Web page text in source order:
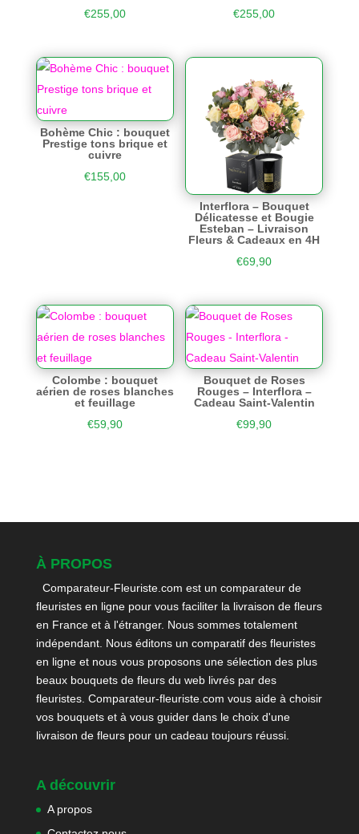
€255,00
€255,00
Bohème Chic : bouquet
Prestige tons brique et
cuivre
€155,00
Interflora – Bouquet
Délicatesse et Bougie
Esteban – Livraison
Fleurs & Cadeaux en 4H
€69,90
Colombe : bouquet
aérien de roses blanches
et feuillage
€59,90
Bouquet de Roses
Rouges – Interflora –
Cadeau Saint-Valentin
€99,90
À PROPOS
Comparateur-Fleuriste.com est un comparateur de
fleuristes en ligne pour vous faciliter la livraison de fleurs
en France et à l'étranger. Nous sommes totalement
indépendant. Nous éditons un comparatif des fleuristes
en ligne et nous vous proposons une sélection des plus
beaux bouquets de fleurs du web livrés par des
fleuristes. Comparateur-fleuriste.com vous aide à choisir
vos bouquets et à vous guider dans le choix d'une
livraison de fleurs pour un cadeau toujours réussi.
A découvrir
A propos